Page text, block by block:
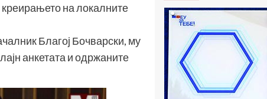
на локалните
Благој Бочварски, му
анкетата и одржаните